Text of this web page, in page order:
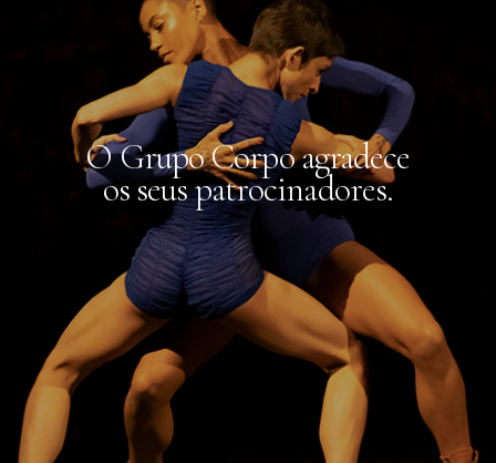
O Grupo Corpo agradece
os seus patrocinadores.